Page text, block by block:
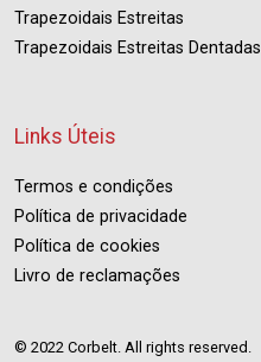
Trapezoidais Estreitas
Trapezoidais Estreitas Dentadas
Links Úteis
Termos e condições
Política de privacidade
Política de cookies
Livro de reclamações
© 2022 Corbelt. All rights reserved.